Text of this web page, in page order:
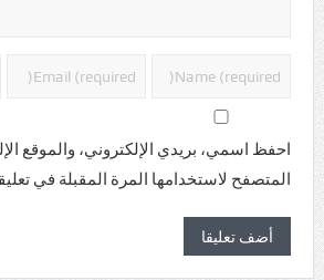
احفظ اسمي، بريدي الإلكتروني، والموقع
المتصفح لاستخدامها المرة المقبلة في